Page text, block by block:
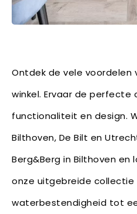
Ontdek de vele voordelen
winkel. Ervaar de perfecte
functionaliteit en design.
Bilthoven, De Bilt en
Berg&Berg in Bilthoven en
onze uitgebreide collectie
waterbestendigheid tot